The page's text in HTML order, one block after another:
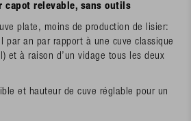
capot relevable, sans outils
plate, moins de production de lisier:
par an par rapport à une cuve classique
et à raison d’un vidage tous les deux
et hauteur de cuve réglable pour un